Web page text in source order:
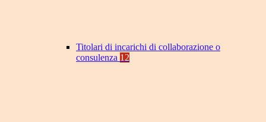
Titolari di incarichi di collaborazione o
consulenza 12